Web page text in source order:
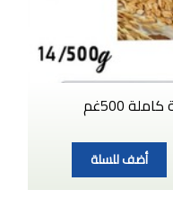
500غم
أضف للسلة